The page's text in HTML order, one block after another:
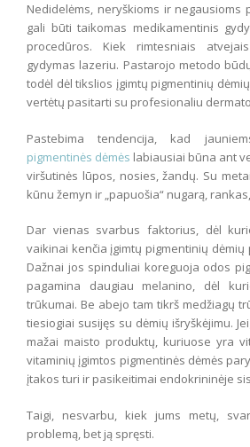
Nedidelėms, neryškioms ir negausioms
gali būti taikomas medikamentinis
procedūros. Kiek rimtesniais
gydymas lazeriu. Pastarojo metodo
todėl dėl tikslios įgimtų pigmentinių
vertėtų pasitarti su profesionaliu
Pastebima tendencija, kad
pigmentinės dėmės labiausiai būna ant
viršutinės lūpos, nosies, žandų. Su
kūnu žemyn ir „papuošia“ nugarą,
Dar vienas svarbus faktorius, dėl
vaikinai kenčia įgimtų pigmentinių dėmių
Dažnai jos spinduliai koreguoja odos
pagamina daugiau melanino, dėl
trūkumai. Be abejo tam tikrš medžiagų
tiesiogiai susijęs su dėmių išryškėjimu.
mažai maisto produktų, kuriuose yra
vitaminių įgimtos pigmentinės dėmės
įtakos turi ir pasikeitimai endokrininėje
Taigi, nesvarbu, kiek jums metų,
problemą, bet ją spręsti.